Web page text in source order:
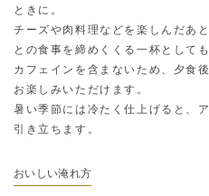
ときに。
チーズや肉料理などを楽しんだあ
との食事を締めくくる一杯として
カフェインを含まないため、夕食
お楽しみいただけます。
暑い季節には冷たく仕上げると、
引き立ちます。
おいしい淹れ方